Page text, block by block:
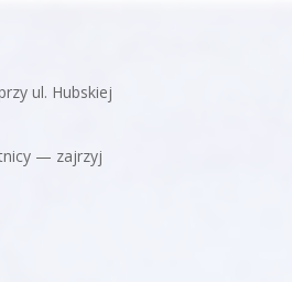
ul. Hubskiej
— zajrzyj